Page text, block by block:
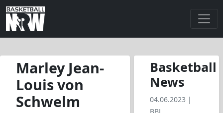
Marley Jean-
Louis von
Schwelm
Basketball
News
04.06.2023 |